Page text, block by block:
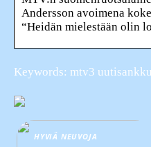
Andersson avoimena
“Heidän mielestään olin
Keywords: mtv3
HYVIÄ NEUVOJA